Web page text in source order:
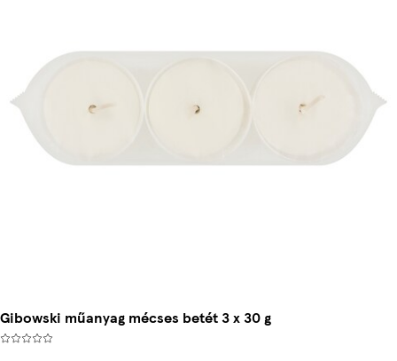
Gibowski műanyag mécses betét 3 x 30 g